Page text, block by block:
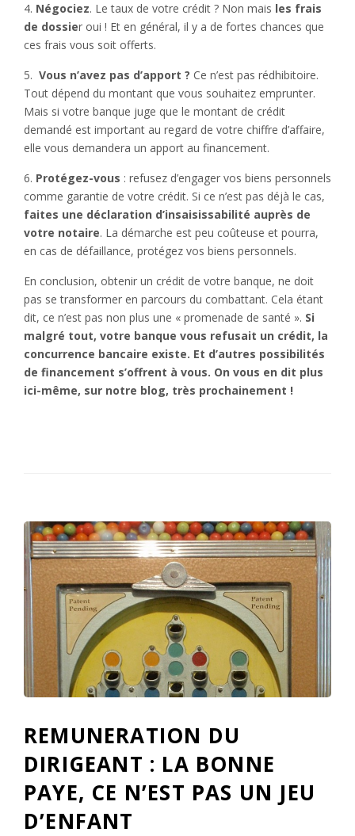
4. Négociez. Le taux de votre crédit ? Non mais les frais
de dossier oui ! Et en général, il y a de fortes chances que
ces frais vous soit offerts.
5. Vous n’avez pas d’apport ? Ce n’est pas rédhibitoire.
Tout dépend du montant que vous souhaitez emprunter.
Mais si votre banque juge que le montant de crédit
demandé est important au regard de votre chiffre d’affaire,
elle vous demandera un apport au financement.
6. Protégez-vous : refusez d’engager vos biens personnels
comme garantie de votre crédit. Si ce n’est pas déjà le cas,
faites une déclaration d’insaisissabilité auprès de
votre notaire. La démarche est peu coûteuse et pourra,
en cas de défaillance, protégez vos biens personnels.
En conclusion, obtenir un crédit de votre banque, ne doit
pas se transformer en parcours du combattant. Cela étant
dit, ce n’est pas non plus une « promenade de santé ». Si
malgré tout, votre banque vous refusait un crédit, la
concurrence bancaire existe. Et d’autres possibilités
de financement s’offrent à vous. On vous en dit plus
ici-même, sur notre blog, très prochainement !
REMUNERATION DU
DIRIGEANT : LA BONNE
PAYE, CE N’EST PAS UN JEU
D’ENFANT